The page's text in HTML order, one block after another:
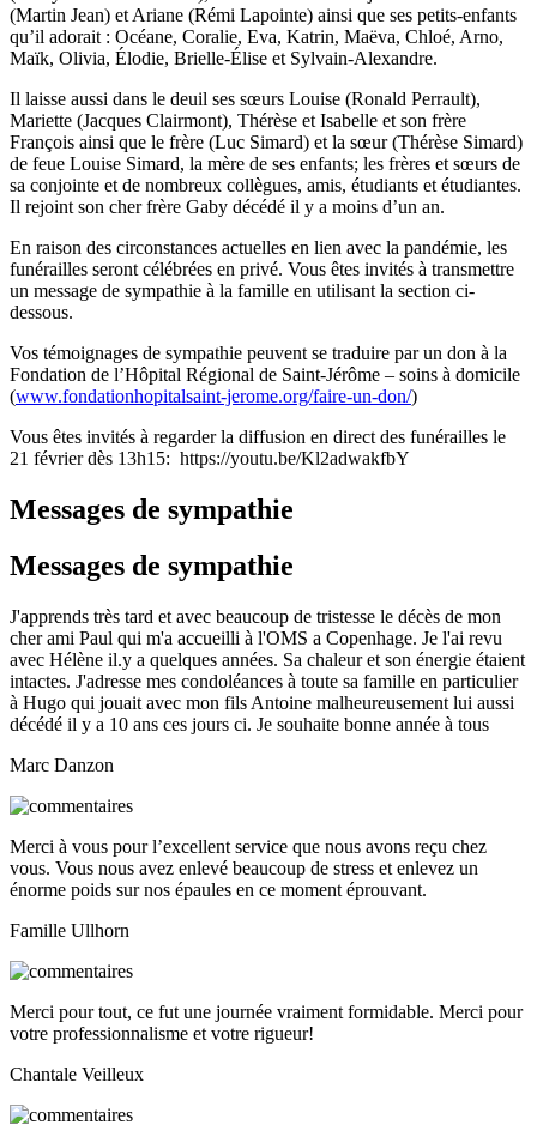
(Martin Jean) et Ariane (Rémi Lapointe) ainsi que ses petits-enfants
qu’il adorait : Océane, Coralie, Eva, Katrin, Maëva, Chloé, Arno,
Maïk, Olivia, Élodie, Brielle-Élise et Sylvain-Alexandre.
Il laisse aussi dans le deuil ses sœurs Louise (Ronald Perrault),
Mariette (Jacques Clairmont), Thérèse et Isabelle et son frère
François ainsi que le frère (Luc Simard) et la sœur (Thérèse Simard)
de feue Louise Simard, la mère de ses enfants; les frères et sœurs de
sa conjointe et de nombreux collègues, amis, étudiants et étudiantes.
Il rejoint son cher frère Gaby décédé il y a moins d’un an.
En raison des circonstances actuelles en lien avec la pandémie, les
funérailles seront célébrées en privé. Vous êtes invités à transmettre
un message de sympathie à la famille en utilisant la section ci-
dessous.
Vos témoignages de sympathie peuvent se traduire par un don à la
Fondation de l’Hôpital Régional de Saint-Jérôme – soins à domicile
(www.fondationhopitalsaint-jerome.org/faire-un-don/)
Vous êtes invités à regarder la diffusion en direct des funérailles le
21 février dès 13h15: https://youtu.be/Kl2adwakfbY
Messages de sympathie
Messages de sympathie
J'apprends très tard et avec beaucoup de tristesse le décès de mon
cher ami Paul qui m'a accueilli à l'OMS a Copenhage. Je l'ai revu
avec Hélène il.y a quelques années. Sa chaleur et son énergie étaient
intactes. J'adresse mes condoléances à toute sa famille en particulier
à Hugo qui jouait avec mon fils Antoine malheureusement lui aussi
décédé il y a 10 ans ces jours ci. Je souhaite bonne année à tous
Marc Danzon
Merci à vous pour l’excellent service que nous avons reçu chez
vous. Vous nous avez enlevé beaucoup de stress et enlevez un
énorme poids sur nos épaules en ce moment éprouvant.
Famille Ullhorn
Merci pour tout, ce fut une journée vraiment formidable. Merci pour
votre professionnalisme et votre rigueur!
Chantale Veilleux